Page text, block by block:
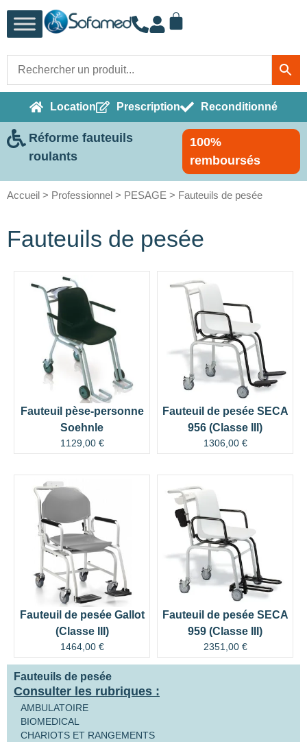
Location Prescription Reconditionné
Réforme fauteuils
roulants
100%
remboursés
Accueil > Professionnel > PESAGE > Fauteuils de pesée
Fauteuils de pesée
Fauteuils de pesée
Consulter les rubriques :
AMBULATOIRE
BIOMEDICAL
CHARIOTS ET RANGEMENTS
Fauteuil pèse-personne
Soehnle
1129,00 €
Fauteuil de pesée SECA
956 (Classe III)
1306,00 €
Fauteuil de pesée Gallot
(Classe III)
1464,00 €
Fauteuil de pesée SECA
959 (Classe III)
2351,00 €